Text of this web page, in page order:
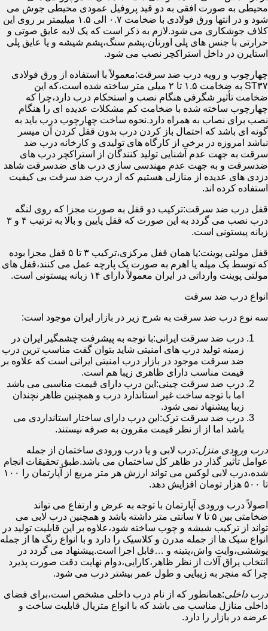
محیطی به صورت افقی به دو قید پروفیل عمودی محیطی جوش می
شود و در انتها ورق فولادی با ضخامت ۰.۷ الی ۱.۵ میلیمتر بر روی این
کلاف جوشکاری می شود.لازم به ذکر است که یک لایه عایق صوتی و
حرارتی با جنس های پلی اورتان،پشم سنگ،پشم شیشه و یا عایق پلی
استایرن در داخل استراکچر نصب می شود.
چهارچوب و رویه درب ضد سرقت:معمولاً با استفاده از ورق فولادی
ST۳۷ به ضخامت ۱.۵ تا ۲ میلی متر ساخته شده است،که این
ضخامت تأثیر شگرفی هنگام نصب و استحکام درب دارد،چرا که
چهارچوب ساخته شده با ضخامت کم مشکلات عدیده ای را هنگام
نصب برای نصاب به همراه دارد.نحوه ساخت چهارچوب درب باید به
گونه ای باشد که احتمال باز کردن درب بدون قفل کردن آن میسر
نباشد امروزه در برخی از کارگاه های تولیدی و کارخانه درب ضد
سرقت به جهت عدم آشنایی تولید کنندگان از استراکچر درب های
ضدسرقت و به جهت عدم مهندسی سازی درب های ضدسرقت شاهد
دزدی های عدیده از منازلی هستیم که از درب ضد سرقت بی کیفیت
استفاده کرده اند.
قفل درب ضد سرقت:ترکیب دو قفل به صورت مجزا که روی لنگه
درب نصب می گردد به این صورت که قفل پایین و بالا به ترتیب ۴ و ۳
زبانه پیستونی است.
قفل مولتی پوینت:یا همان قفل مرکزی،ترکیب ۳ تا ۵ قفل مجزا بوده
که توسط یک میله یا اهرم به صورت یک پارچه عمل می کنند،قفل های
مولتی پوینت وارداتی در ایران معمولاً دارای ۱۴ زبانه پیستونی است.
انواع درب ضد سرقت
سه نوع درب ضد سرقت به شرح زیر در بازار ایران موجود است:
درب ضد سرقت ایرانی:با توجه به پیشرفت چشمگیر ایران در
زمینه تولید درب های امنیتی شاید بتوان گفت مناسب ترین درب
ضد سرقت موجود در بازار درب امنیتی ایرانی است که علاوه بر
قیمت مناسب دارای ظاهری زیبا هم است.
درب ضد سرقت چینی:این درب دارای قیمت مناسبی می باشد
اما با توجه ساخت غیر استاندارد درب و همچنین ظاهر نچندان
زیبا پیشنهاد نمی شود.
درب ضد سرقت ترک:این درب دارای ساختار استانداردی می
باشد اما از از نظر قیمت مقرون به صرفه نیستند.
درب ورودی منزل:درب لابی و یا درب ورودی ساختمان از جمله
عوامل تأثیر گذار در ظاهر کل ساختمان می باشد.طبق تحقیقات انجام
شده،درب لابی لوکس می تواند ارزش هر متر مربع از آپارتمان را ۱۰۰
تا ۵۰۰ هزار تومان افزایش دهد.
اصولاً درب ورودی آپارتمان با توجه به عرض و ارتفاع می تواند
ضخامتی بین ۵ تا ۷ سانتی متر داشته باشد و همچنین درب لابی می
تواند از ترکیب شیشه و چوب ساخته شود،علاوه بر این قابلیت تولید در
انواع سبک ها از جمله مدرن و کلاسیک را دارد و با انواع رنگ ها از جمله
پوششی،وایت واش،پتینه و …قابل اجرا است.پیشنهاد می گردد در
انتخاب یراق آلات از نظر ظاهر،کارایی،دوام نهایت دقت صورت پذیرد
چرا که منجر به زیبایی و طول عمر بیشتر درب می شود.
درب داخلی:همانطور که از نام درب داخلی مشخص است،برای فضای
داخلی منازل مناسب می باشد که با انواع متریال قابلیت ساخت و
عرضه در بازار را دارد.